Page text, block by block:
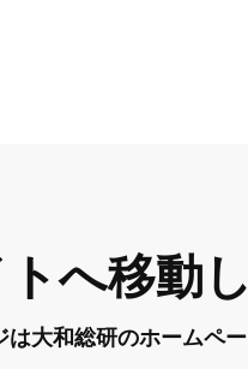
へ移動
大和総研のホームペー